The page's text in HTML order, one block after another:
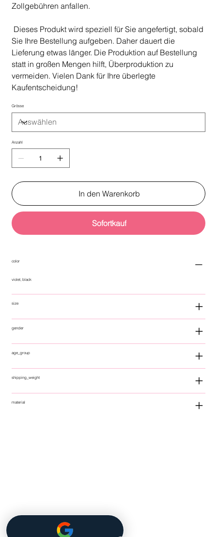
Zollgebühren anfallen.
Dieses Produkt wird speziell für Sie angefertigt, sobald
Sie Ihre Bestellung aufgeben. Daher dauert die
Lieferung etwas länger. Die Produktion auf Bestellung
statt in großen Mengen hilft, Überproduktion zu
vermeiden. Vielen Dank für Ihre überlegte
Kaufentscheidung!
Grösse
Anzahl
In den Warenkorb
Sofortkauf
color
violet, black
size
gender
age_group
shipping_weight
material